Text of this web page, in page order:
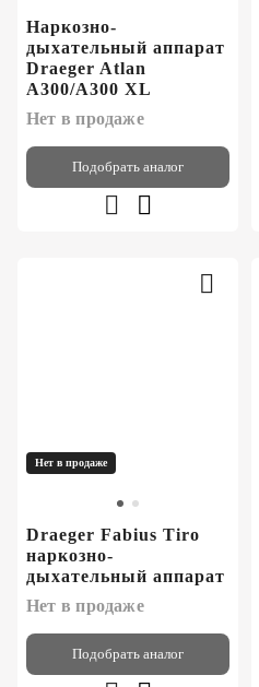
Наркозно-
дыхательный аппарат
Draeger Atlan
A300/A300 XL
Нет в продаже
Подобрать аналог
Нет в продаже
Draeger Fabius Tiro
наркозно-
дыхательный аппарат
Нет в продаже
Подобрать аналог